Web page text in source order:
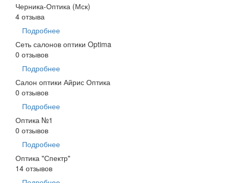
Черника-Оптика (Мск)
4 отзыва
Подробнее
Сеть салонов оптики Optima
0 отзывов
Подробнее
Салон оптики Айрис Оптика
0 отзывов
Подробнее
Оптика №1
0 отзывов
Подробнее
Оптика "Спектр"
14 отзывов